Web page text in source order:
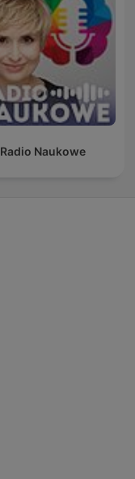
Radio Naukowe